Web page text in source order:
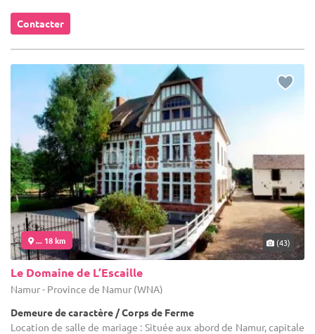
Contacter
... 18 km (43)
Le Domaine de L’Escaille
Namur - Province de Namur (WNA)
Demeure de caractère / Corps de Ferme
Location de salle de mariage : Située aux abord de Namur, capitale